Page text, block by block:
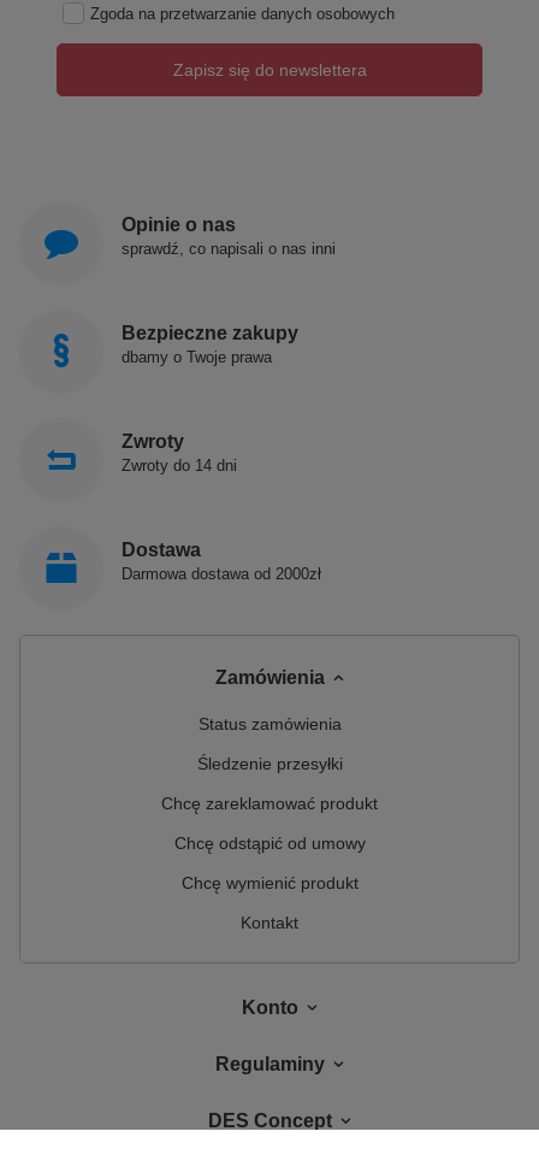
Zgoda na przetwarzanie danych osobowych
Zapisz się do newslettera
Opinie o nas
sprawdź, co napisali o nas inni
Bezpieczne zakupy
dbamy o Twoje prawa
Zwroty
Zwroty do 14 dni
Dostawa
Darmowa dostawa od 2000zł
Zamówienia
Status zamówienia
Śledzenie przesyłki
Chcę zareklamować produkt
Chcę odstąpić od umowy
Chcę wymienić produkt
Kontakt
Konto
Regulaminy
DES Concept